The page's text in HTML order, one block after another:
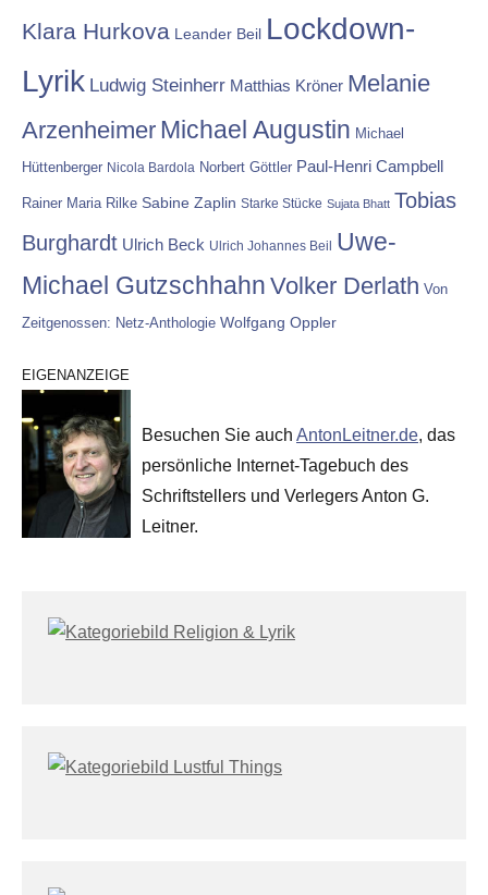
Klara Hurkova Leander Beil Lockdown-
Lyrik Ludwig Steinherr Matthias Kröner Melanie
Arzenheimer Michael Augustin Michael
Hüttenberger Nicola Bardola Norbert Göttler Paul-Henri Campbell
Rainer Maria Rilke Sabine Zaplin Starke Stücke Sujata Bhatt Tobias
Burghardt Ulrich Beck Ulrich Johannes Beil
Uwe-
Michael Gutzschhahn Volker Derlath Von
Zeitgenossen: Netz-Anthologie Wolfgang Oppler
EIGENANZEIGE
Besuchen Sie auch AntonLeitner.de, das
persönliche Internet-Tagebuch des
Schriftstellers und Verlegers Anton G.
Leitner.